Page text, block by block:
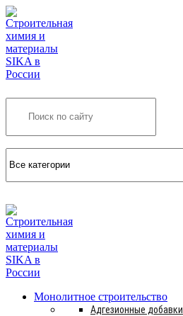
Монолитное строительство
Адгезионные добавки